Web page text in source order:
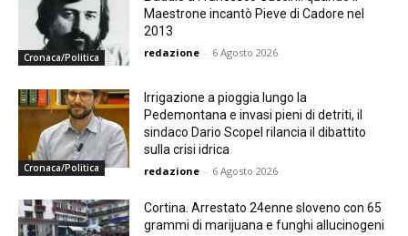
Cronaca/Politica
Maestrone incantò Pieve di Cadore nel
2013
redazione - 6 Agosto 2026
Cronaca/Politica
Irrigazione a pioggia lungo la
Pedemontana e invasi pieni di detriti, il
sindaco Dario Scopel rilancia il dibattito
sulla crisi idrica
redazione - 6 Agosto 2026
Cortina. Arrestato 24enne sloveno con 65
grammi di marijuana e funghi allucinogeni